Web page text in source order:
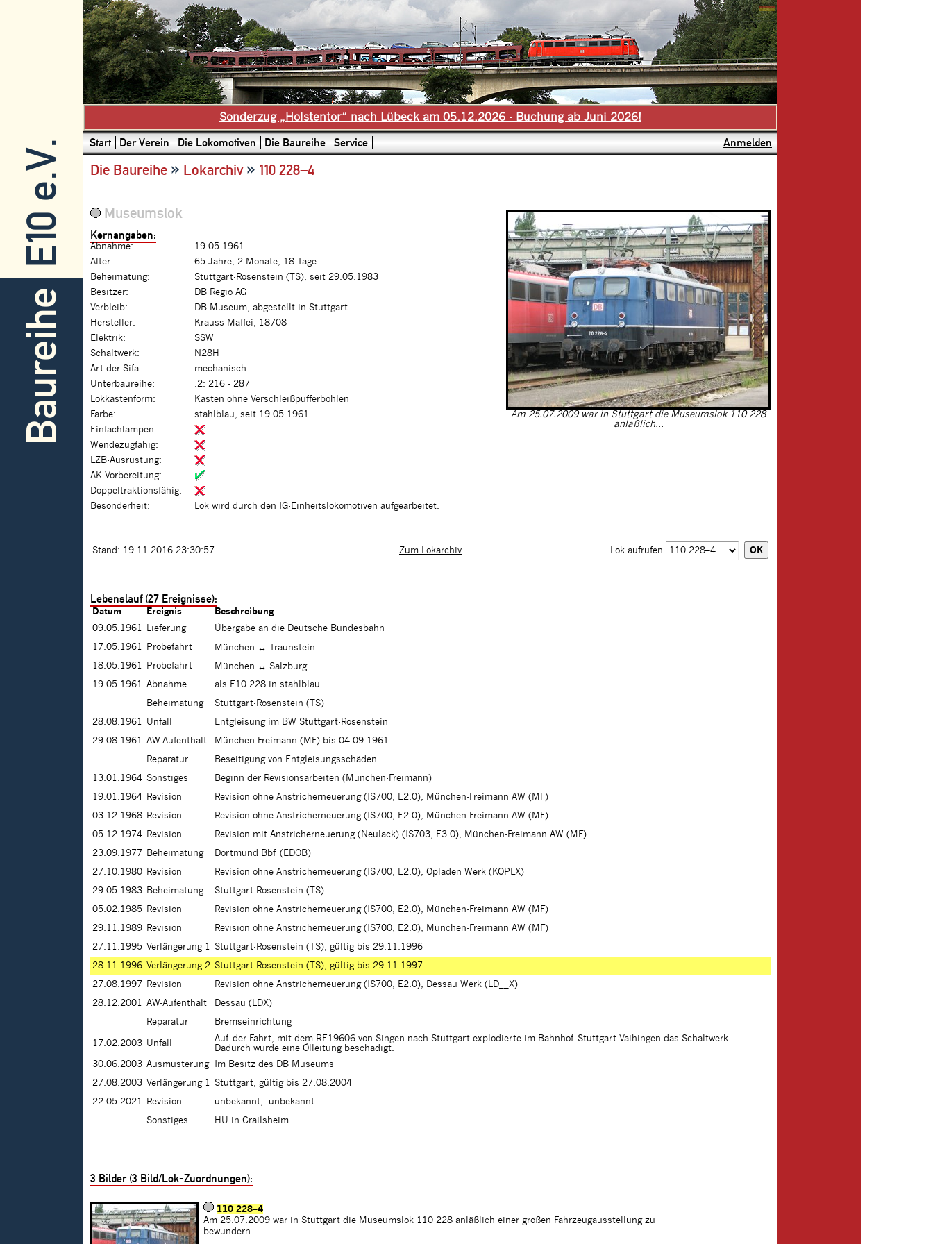
E10 e.V.
Baureihe
Sonderzug „Holstentor“ nach Lübeck am 05.12.2026 - Buchung ab Juni 2026!
Start Der Verein Die Lokomotiven Die Baureihe Service Anmelden
Die Baureihe » Lokarchiv» 110 228–4
Am 25.07.2009 war in Stuttgart die Museumslok 110 228
anläßlich...
Museumslok
Kernangaben:
Abnahme:
19.05.1961
Alter:
65 Jahre, 2 Monate, 18 Tage
Beheimatung:
Stuttgart-Rosenstein (TS), seit 29.05.1983
Besitzer:
DB Regio AG
Verbleib:
DB Museum, abgestellt in Stuttgart
Hersteller:
Krauss-Maffei, 18708
Elektrik:
SSW
Schaltwerk:
N28H
Art der Sifa:
mechanisch
Unterbaureihe:
.2: 216 - 287
Lokkastenform:
Kasten ohne Verschleißpufferbohlen
Farbe:
stahlblau, seit 19.05.1961
Einfachlampen:
Wendezugfähig:
LZB-Ausrüstung:
AK-Vorbereitung:
Doppeltraktionsfähig:
Besonderheit:
Lok wird durch den IG-Einheitslokomotiven aufgearbeitet.
Stand: 19.11.2016 23:30:57 Zum Lokarchiv Lok aufrufen
Lebenslauf (27 Ereignisse):
Datum Ereignis
Beschreibung
09.05.1961
Lieferung
Übergabe an die Deutsche Bundesbahn
17.05.1961
Probefahrt
München ↔ Traunstein
18.05.1961
Probefahrt
München ↔ Salzburg
19.05.1961 Abnahme
als E10 228 in stahlblau
Beheimatung
Stuttgart-Rosenstein (TS)
28.08.1961 Unfall
Entgleisung im BW Stuttgart-Rosenstein
29.08.1961 AW-Aufenthalt
München-Freimann (MF) bis 04.09.1961
Reparatur
Beseitigung von Entgleisungsschäden
13.01.1964 Sonstiges
Beginn der Revisionsarbeiten (München-Freimann)
19.01.1964 Revision
Revision ohne Anstricherneuerung (IS700, E2.0), München-Freimann AW (MF)
03.12.1968 Revision
Revision ohne Anstricherneuerung (IS700, E2.0), München-Freimann AW (MF)
05.12.1974 Revision
Revision mit Anstricherneuerung (Neulack) (IS703, E3.0), München-Freimann AW (MF)
23.09.1977
Beheimatung
Dortmund Bbf (EDOB)
27.10.1980 Revision
Revision ohne Anstricherneuerung (IS700, E2.0), Opladen Werk (KOPLX)
29.05.1983 Beheimatung
Stuttgart-Rosenstein (TS)
05.02.1985 Revision
Revision ohne Anstricherneuerung (IS700, E2.0), München-Freimann AW (MF)
29.11.1989 Revision
Revision ohne Anstricherneuerung (IS700, E2.0), München-Freimann AW (MF)
27.11.1995 Verlängerung 1 Stuttgart-Rosenstein (TS), gültig bis 29.11.1996
28.11.1996 Verlängerung 2 Stuttgart-Rosenstein (TS), gültig bis 29.11.1997
27.08.1997
Revision
Revision ohne Anstricherneuerung (IS700, E2.0), Dessau Werk (LD__X)
28.12.2001 AW-Aufenthalt
Dessau (LDX)
Reparatur
Bremseinrichtung
17.02.2003 Unfall
Auf der Fahrt, mit dem RE19606 von Singen nach Stuttgart explodierte im Bahnhof Stuttgart-Vaihingen das Schaltwerk.
Dadurch wurde eine Ölleitung beschädigt.
30.06.2003 Ausmusterung
Im Besitz des DB Museums
27.08.2003 Verlängerung 1 Stuttgart, gültig bis 27.08.2004
22.05.2021
Revision
unbekannt, -unbekannt-
Sonstiges
HU in Crailsheim
3 Bilder (3 Bild/Lok-Zuordnungen):
110 228–4
Am 25.07.2009 war in Stuttgart die Museumslok 110 228 anläßlich einer großen Fahrzeugausstellung zu
bewundern.